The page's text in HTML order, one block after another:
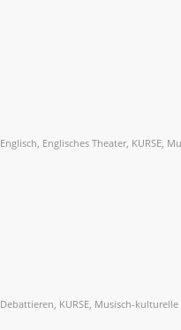
Englisch, Englisches Theater, KURSE,
Debattieren, KURSE, Musisch-kulturelle